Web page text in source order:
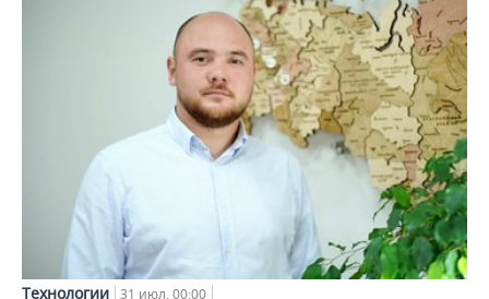
Технологии 31 июл, 00:00